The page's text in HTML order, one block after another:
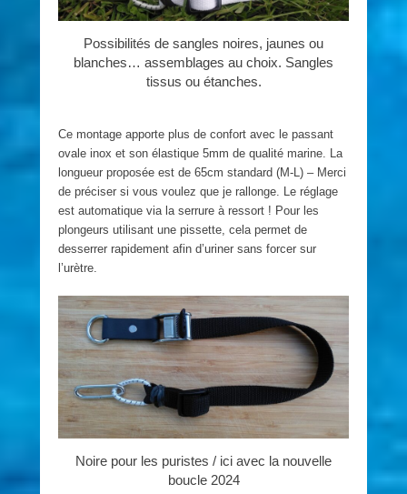
Possibilités de sangles noires, jaunes ou
blanches… assemblages au choix. Sangles
tissus ou étanches.
Ce montage apporte plus de confort avec le passant
ovale inox et son élastique 5mm de qualité marine. La
longueur proposée est de 65cm standard (M-L) – Merci
de préciser si vous voulez que je rallonge. Le réglage
est automatique via la serrure à ressort ! Pour les
plongeurs utilisant une pissette, cela permet de
desserrer rapidement afin d’uriner sans forcer sur
l’urètre.
Noire pour les puristes / ici avec la nouvelle
boucle 2024